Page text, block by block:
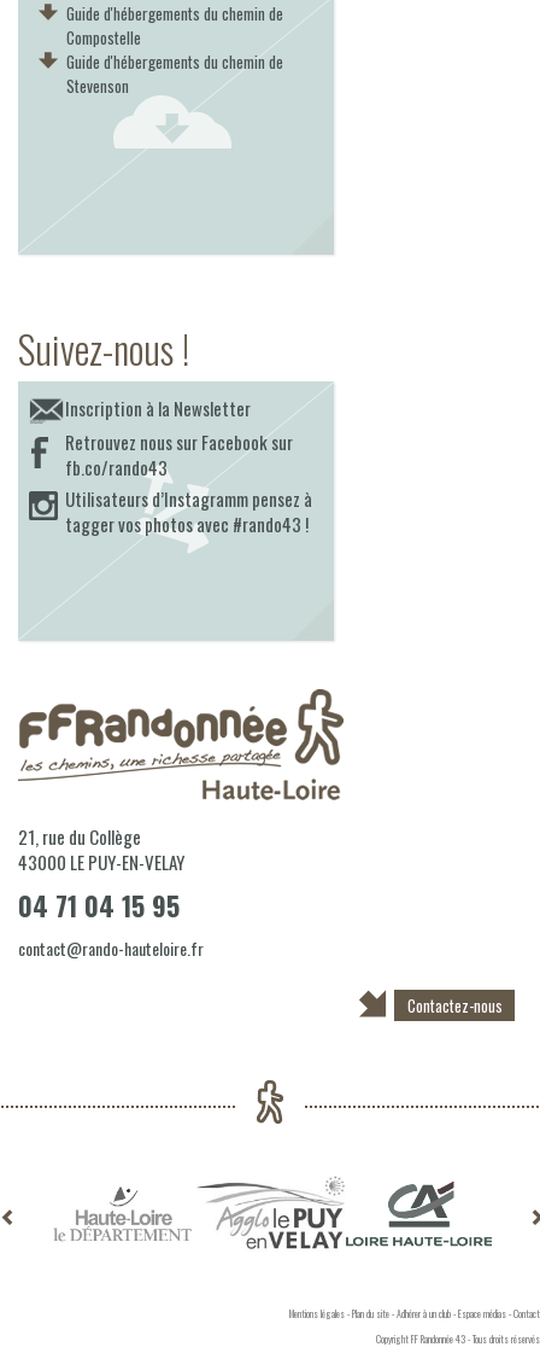
Guide d'hébergements du chemin de
Compostelle
Guide d'hébergements du chemin de
Stevenson
Suivez-nous !
Inscription à la Newsletter
Retrouvez nous sur Facebook sur
fb.co/rando43
Utilisateurs d’Instagramm pensez à
tagger vos photos avec #rando43 !
21, rue du Collège
43000 LE PUY-EN-VELAY
04 71 04 15 95
contact@rando-hauteloire.fr
Contactez-nous
Mentions légales-Plan du site-Adhérer à un club-Espace médias-Contact
Copyright FF Randonnée 43 - Tous droits réservés